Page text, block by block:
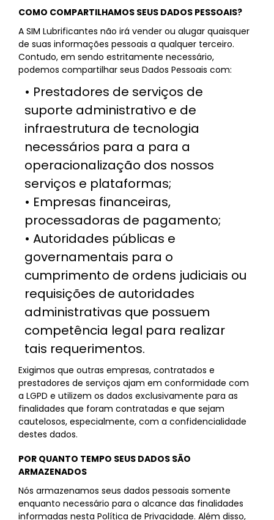
COMO COMPARTILHAMOS SEUS DADOS PESSOAIS?
A SIM Lubrificantes não irá vender ou alugar quaisquer
de suas informações pessoais a qualquer terceiro.
Contudo, em sendo estritamente necessário,
podemos compartilhar seus Dados Pessoais com:
• Prestadores de serviços de
suporte administrativo e de
infraestrutura de tecnologia
necessários para a para a
operacionalização dos nossos
serviços e plataformas;
• Empresas financeiras,
processadoras de pagamento;
• Autoridades públicas e
governamentais para o
cumprimento de ordens judiciais ou
requisições de autoridades
administrativas que possuem
competência legal para realizar
tais requerimentos.
Exigimos que outras empresas, contratados e
prestadores de serviços ajam em conformidade com
a LGPD e utilizem os dados exclusivamente para as
finalidades que foram contratadas e que sejam
cautelosos, especialmente, com a confidencialidade
destes dados.
POR QUANTO TEMPO SEUS DADOS SÃO
ARMAZENADOS
Nós armazenamos seus dados pessoais somente
enquanto necessário para o alcance das finalidades
informadas nesta Política de Privacidade. Além disso,